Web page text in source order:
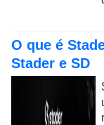
O que é
Stader e SD